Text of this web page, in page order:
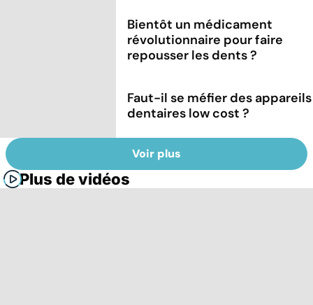
Bientôt un médicament
révolutionnaire pour faire
repousser les dents ?
Faut-il se méfier des appareils
dentaires low cost ?
Voir plus
Plus de vidéos